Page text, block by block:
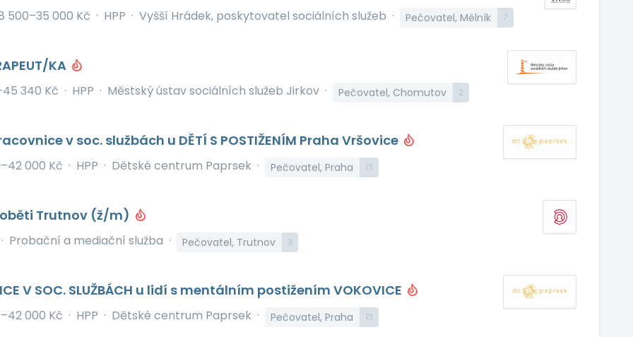
500–35 000 Kč · HPP · Vyšší Hrádek, poskytovatel sociálních služeb · Pečovatel, Mělník 7
KA
340 Kč · HPP · Městský ústav sociálních služeb Jirkov · Pečovatel, Chomutov 2
v soc. službách u DĚTÍ S POSTIŽENÍM Praha Vršovice
000 Kč · HPP · Dětské centrum Paprsek · Pečovatel, Praha 13
Trutnov (ž/m)
· Probační a mediační služba · Pečovatel, Trutnov 3
V SOC. SLUŽBÁCH u lidí s mentálním postižením VOKOVICE
000 Kč · HPP · Dětské centrum Paprsek · Pečovatel, Praha 13